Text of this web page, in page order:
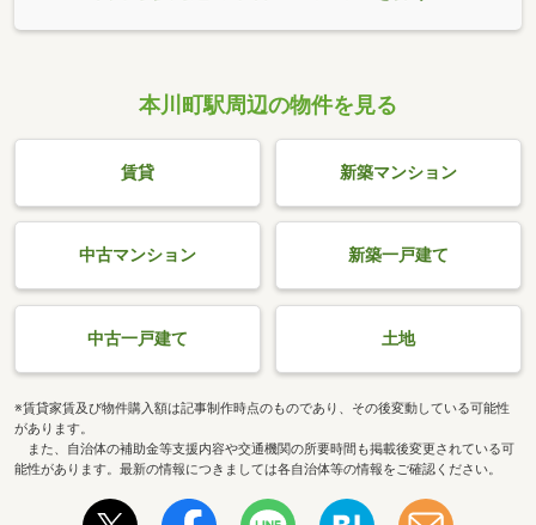
本川町駅周辺の物件を見る
賃貸 新築マンション
中古マンション 新築一戸建て
中古一戸建て 土地
※賃貸家賃及び物件購入額は記事制作時点のものであり、その後変動している可能性
があります。
また、自治体の補助金等支援内容や交通機関の所要時間も掲載後変更されている可
能性があります。最新の情報につきましては各自治体等の情報をご確認ください。